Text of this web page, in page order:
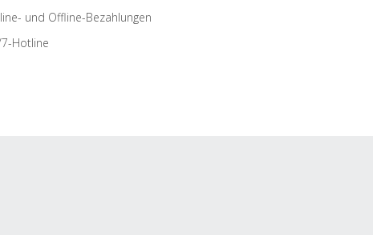
und Offline-Bezahlungen
Hotline